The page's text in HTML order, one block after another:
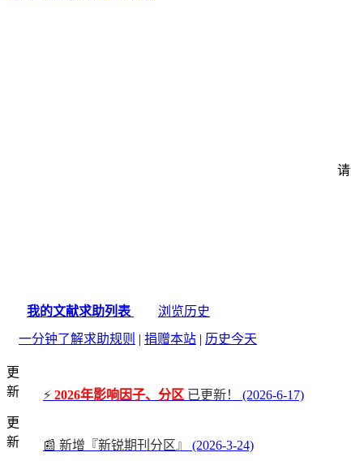
我的文献求助列表
浏览历史
一分钟了解求助规则 | 捐赠本站 | 历史今天
更
新
⚡ 2026年影响因子、分区 已更新！
(2026-6-17)
更
新
📰 新增『新锐期刊分区』
(2026-3-24)